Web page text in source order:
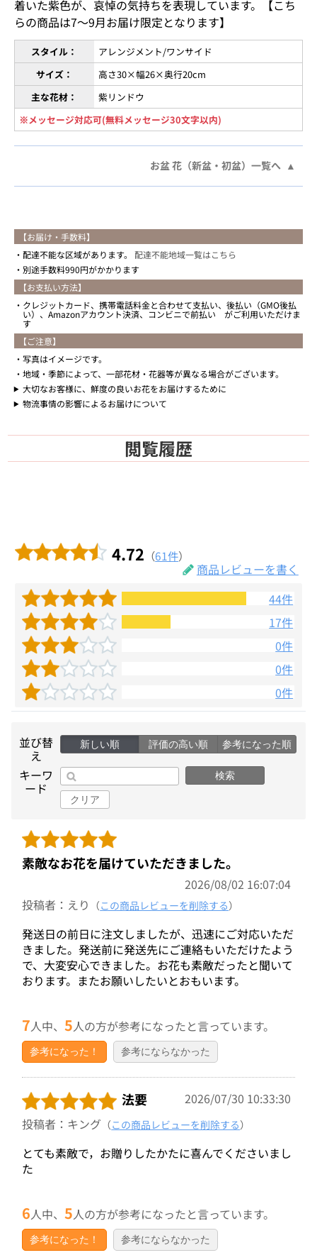
着いた紫色が、哀悼の気持ちを表現しています。【こち
らの商品は7〜9月お届け限定となります】
スタイル：
アレンジメント/ワンサイド
サイズ：
高さ30×幅26×奥行20cm
主な花材：
紫リンドウ
※メッセージ対応可(無料メッセージ30文字以内)
お盆 花（新盆・初盆）一覧へ
【お届け・手数料】
配達不能な区域があります。 配達不能地域一覧はこちら
別途手数料990円がかかります
【お支払い方法】
クレジットカード、携帯電話料金と合わせて支払い、後払い（GMO後払
い）、Amazonアカウント決済、コンビニで前払い がご利用いただけま
す
【ご注意】
写真はイメージです。
地域・季節によって、一部花材・花器等が異なる場合がございます。
大切なお客様に、鮮度の良いお花をお届けするために
物流事情の影響によるお届けについて
閲覧履歴
4.72 （61件）
商品レビューを書く
44件
17件
0件
0件
0件
並び替
え
新しい順 評価の高い順 参考になった順
キーワ
ード
検索
クリア
素敵なお花を届けていただきました。
2026/08/02 16:07:04
投稿者：えり （この商品レビューを削除する）
発送日の前日に注文しましたが、迅速にご対応いただ
きました。発送前に発送先にご連絡もいただけたよう
で、大変安心できました。お花も素敵だったと聞いて
おります。またお願いしたいとおもいます。
7人中、5人の方が参考になったと言っています。
参考になった！ 参考にならなかった
法要
2026/07/30 10:33:30
投稿者：キング （この商品レビューを削除する）
とても素敵で，お贈りしたかたに喜んでくださいまし
た
6人中、5人の方が参考になったと言っています。
参考になった！ 参考にならなかった